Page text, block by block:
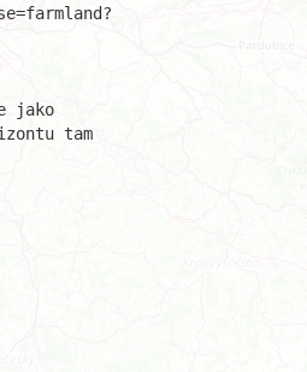
jako
tam